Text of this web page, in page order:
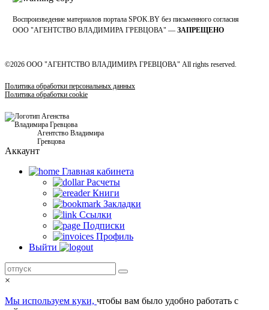
Воспроизведение материалов портала SPOK.BY без письменного согласия
OOO "АГЕНТСТВО ВЛАДИМИРА ГРЕВЦОВА" — ЗАПРЕЩЕНО
©2026 ООО "АГЕНТСТВО ВЛАДИМИРА ГРЕВЦОВА" All rights reserved.
Политика обработки персональных данных
Политика обработки cookie
Агентство Владимира
Гревцова
Аккаунт
Главная кабинетa
Расчеты
Книги
Закладки
Ссылки
Подписки
Профиль
Выйти
×
Мы используем куки, чтобы вам было удобно работать с